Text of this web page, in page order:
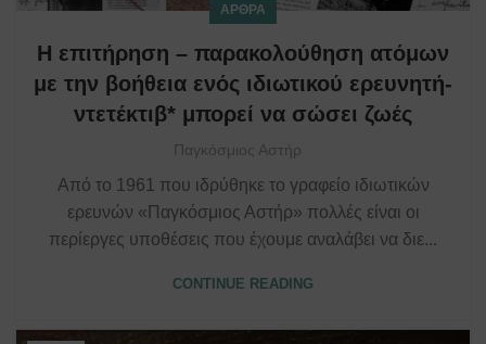
ΆΡΘΡΑ
Η επιτήρηση – παρακολούθηση ατόμων
με την βοήθεια ενός ιδιωτικού ερευνητή-
ντετέκτιβ* μπορεί να σώσει ζωές
Παγκόσμιος Αστήρ
Από το 1961 που ιδρύθηκε το γραφείο ιδιωτικών
ερευνών «Παγκόσμιος Αστήρ» πολλές είναι οι
περίεργες υποθέσεις που έχουμε αναλάβει να διε...
CONTINUE READING